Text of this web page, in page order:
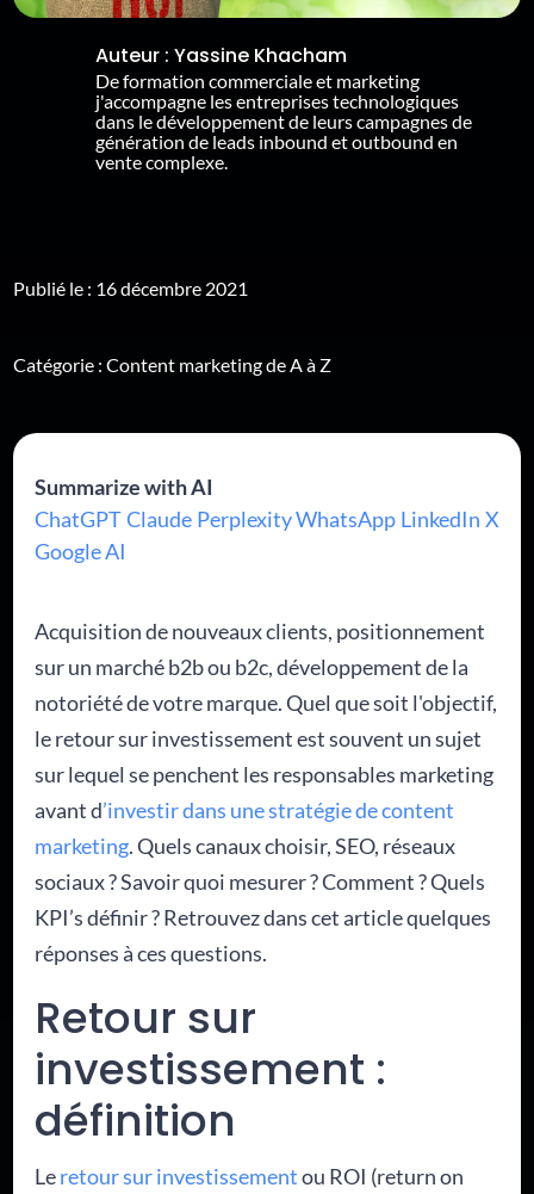
Auteur : Yassine Khacham
De formation commerciale et marketing
j'accompagne les entreprises technologiques
dans le développement de leurs campagnes de
génération de leads inbound et outbound en
vente complexe.
Publié le : 16 décembre 2021
Catégorie :Content marketing de A à Z
Summarize with AI
ChatGPTClaude PerplexityWhatsApp LinkedIn X
Google AI
Acquisition de nouveaux clients, positionnement
sur un marché b2b ou b2c, développement de la
notoriété de votre marque. Quel que soit l'objectif,
le retour sur investissement est souvent un sujet
sur lequel se penchent les responsables marketing
avant d’investir dans une stratégie de content
marketing. Quels canaux choisir, SEO, réseaux
sociaux ? Savoir quoi mesurer ? Comment ? Quels
KPI’s définir ? Retrouvez dans cet article quelques
réponses à ces questions.
Retour sur
investissement :
définition
Leretour sur investissementou ROI (return on